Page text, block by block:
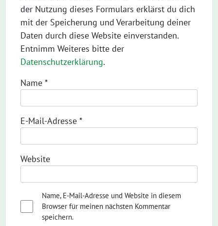
der Nutzung dieses Formulars erklärst du dich
mit der Speicherung und Verarbeitung deiner
Daten durch diese Website einverstanden.
Entnimm Weiteres bitte der
Datenschutzerklärung.
Name *
E-Mail-Adresse *
Website
Name, E-Mail-Adresse und Website in diesem
Browser für meinen nächsten Kommentar
speichern.